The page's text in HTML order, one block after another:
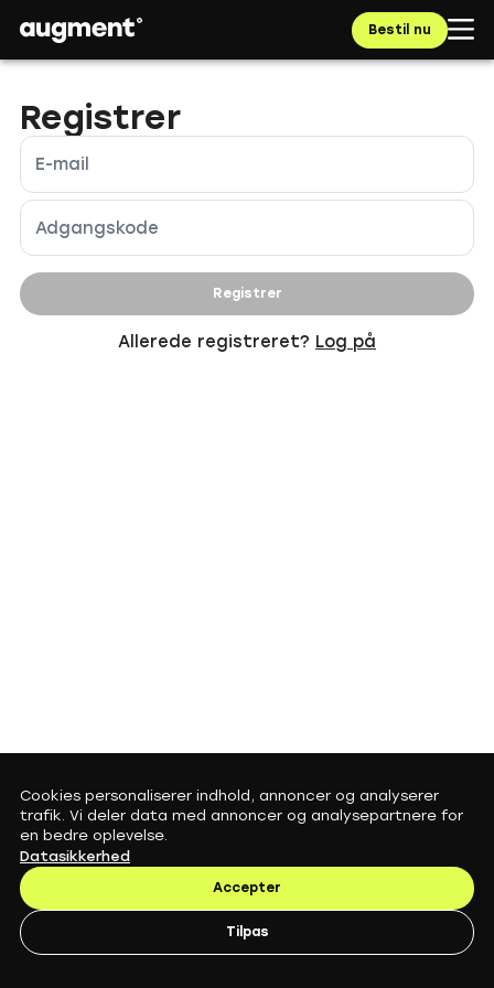
Bestil nu
Registrer
E-mail
Adgangskode
Registrer
Allerede registreret? Log på
Cookies personaliserer indhold, annoncer og analyserer
trafik. Vi deler data med annoncer og analysepartnere for
en bedre oplevelse.
Datasikkerhed
Tilpas
Accepter